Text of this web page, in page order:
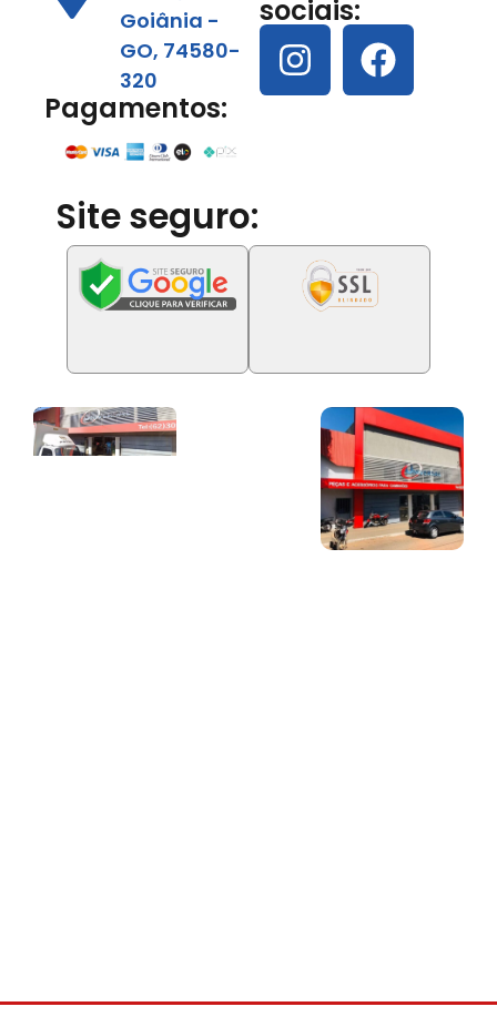
Goiânia -
GO, 74580-
320
Pagamentos:
sociais:
Site seguro: